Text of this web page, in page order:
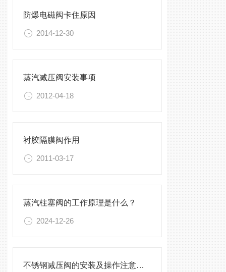
防爆电磁阀卡住原因
2014-12-30
蒸汽减压阀安装事项
2012-04-18
衬胶隔膜阀作用
2011-03-17
蒸汽柱塞阀的工作原理是什么？
2024-12-26
不锈钢减压阀的安装及操作注意事项